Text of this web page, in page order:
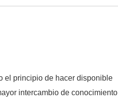
el principio de hacer disponible
intercambio de conocimiento